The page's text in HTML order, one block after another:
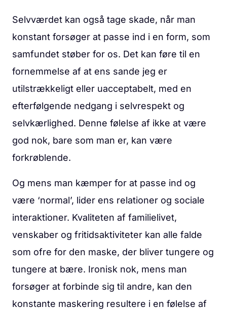
Selvværdet kan også tage skade, når man
konstant forsøger at passe ind i en form, som
samfundet støber for os. Det kan føre til en
fornemmelse af at ens sande jeg er
utilstrækkeligt eller uacceptabelt, med en
efterfølgende nedgang i selvrespekt og
selvkærlighed. Denne følelse af ikke at være
god nok, bare som man er, kan være
forkrøblende.
Og mens man kæmper for at passe ind og
være ‘normal’, lider ens relationer og sociale
interaktioner. Kvaliteten af familielivet,
venskaber og fritidsaktiviteter kan alle falde
som ofre for den maske, der bliver tungere og
tungere at bære. Ironisk nok, mens man
forsøger at forbinde sig til andre, kan den
konstante maskering resultere i en følelse af